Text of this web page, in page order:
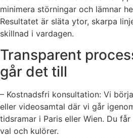
minimera störningar och lämnar
Resultatet är släta ytor, skarpa
skillnad i vardagen.
Transparent
går det till
– Kostnadsfri konsultation: Vi
eller videosamtal där vi går
tidsramar i Paris eller Wien. Du
val och kulörer.